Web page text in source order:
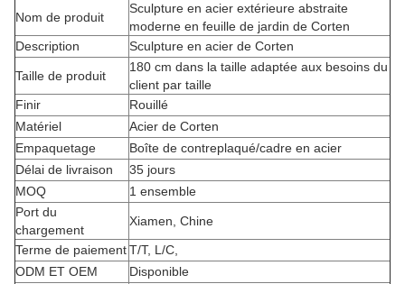
Nom de produit
Sculpture en acier extérieure abstraite
moderne en feuille de jardin de Corten
Description
Sculpture en acier de Corten
Taille de produit
180 cm dans la taille adaptée aux besoins du
client par taille
Finir
Rouillé
Matériel
Acier de Corten
Empaquetage
Boîte de contreplaqué/cadre en acier
Délai de livraison
35 jours
MOQ
1 ensemble
Port du
chargement
Xiamen, Chine
Terme de paiementT/T, L/C,
ODM ET OEM
Disponible